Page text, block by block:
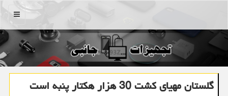
منو
گلستان مهیای كشت 30 هزار هكتار پنبه است